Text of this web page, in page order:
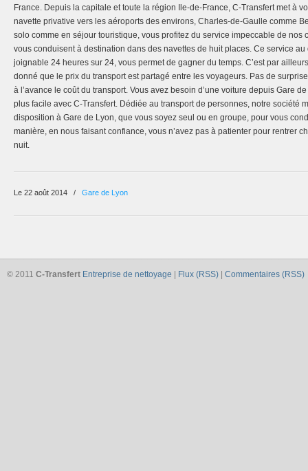
France. Depuis la capitale et toute la région Ile-de-France, C-Transfert met à
navette privative vers les aéroports des environs, Charles-de-Gaulle comme
solo comme en séjour touristique, vous profitez du service impeccable de nos
vous conduisent à destination dans des navettes de huit places. Ce service
joignable 24 heures sur 24, vous permet de gagner du temps. C’est par
donné que le prix du transport est partagé entre les voyageurs. Pas de
à l’avance le coût du transport. Vous avez besoin d’une voiture depuis Gare
plus facile avec C-Transfert. Dédiée au transport de personnes, notre société
disposition à Gare de Lyon, que vous soyez seul ou en groupe, pour vous
manière, en nous faisant confiance, vous n’avez pas à patienter pour rentrer
nuit.
Le 22 août 2014 / Gare de Lyon
© 2011 C-Transfert Entreprise de nettoyage Flux (RSS) Commentaires (RSS)